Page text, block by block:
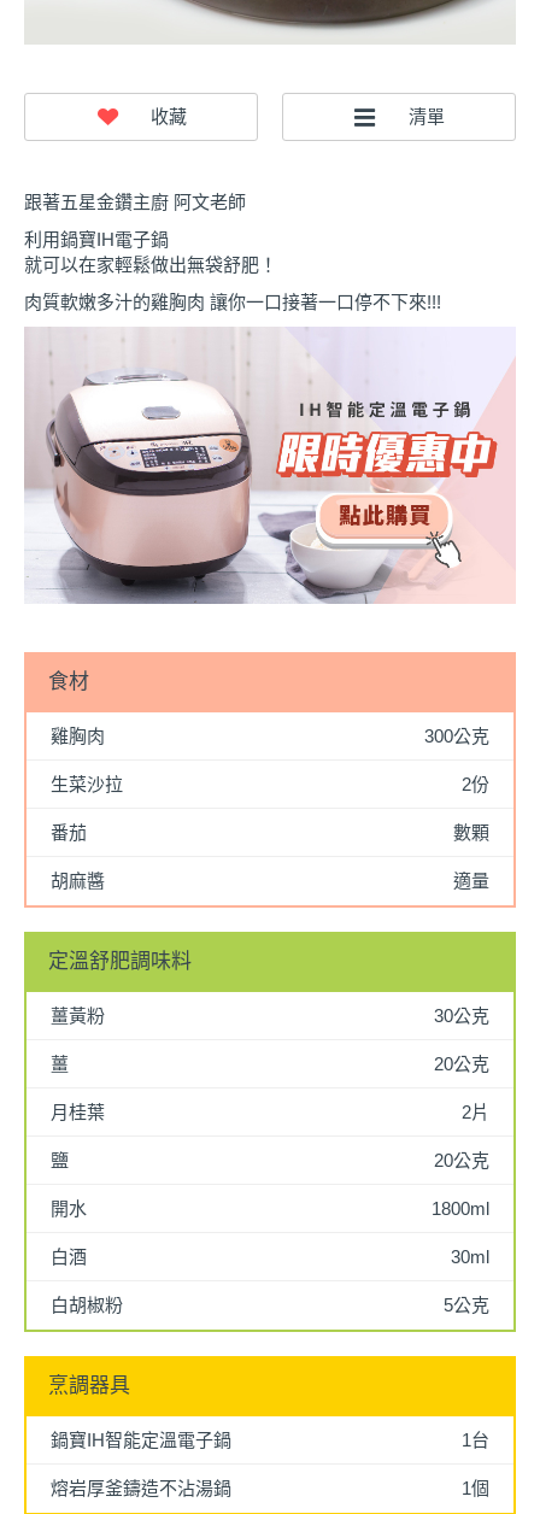
跟著五星金鑽主廚 阿文老師
利用鍋寶IH電子鍋
就可以在家輕鬆做出無袋舒肥！
肉質軟嫩多汁的雞胸肉 讓你一口接著一口停不下來!!!
食材
雞胸肉 300公克
生菜沙拉 2份
番茄 數顆
胡麻醬 適量
定溫舒肥調味料
薑黃粉 30公克
薑 20公克
月桂葉 2片
鹽 20公克
開水 1800ml
白酒 30ml
白胡椒粉 5公克
烹調器具
鍋寶IH智能定溫電子鍋 1台
熔岩厚釜鑄造不沾湯鍋 1個